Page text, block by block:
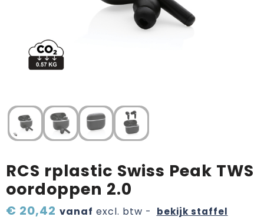
Onderweg
Sinterklaas artikelen
Wijn, bier en proeverij
Zomerpakketten
RCS rplastic Swiss Peak TWS
oordoppen 2.0
€ 20,42 vanaf excl. btw - bekijk staffel